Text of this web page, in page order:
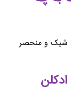
شیک و منحصر